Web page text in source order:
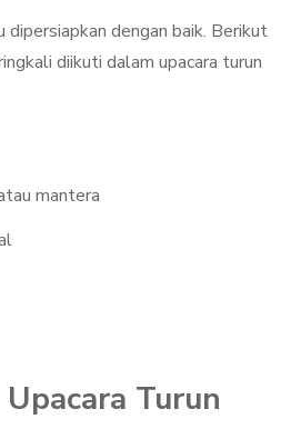
dipersiapkan dengan baik. Berikut
diikuti dalam upacara turun
mantera
Turun